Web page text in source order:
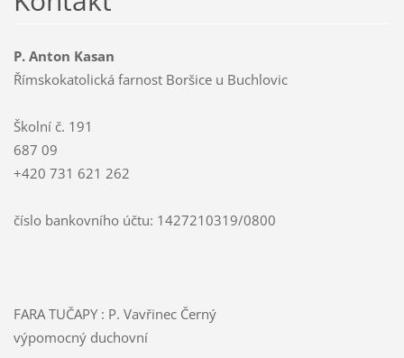
P. Anton Kasan
Římskokatolická farnost Boršice u Buchlovic
Školní č. 191
687 09
+420 731 621 262
číslo bankovního účtu: 1427210319/0800
FARA TUČAPY : P. Vavřinec Černý
výpomocný duchovní